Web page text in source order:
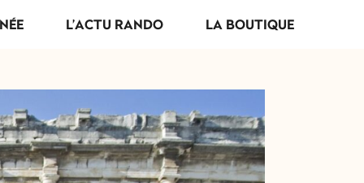
L’ACTU RANDO LA BOUTIQUE